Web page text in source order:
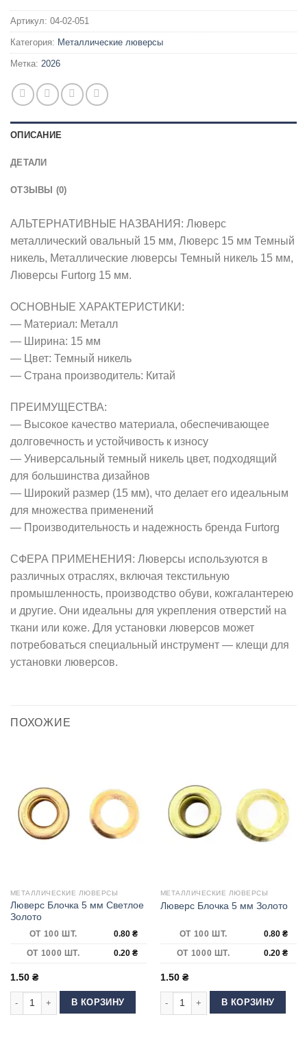
Артикул: 04-02-051
Категория: Металлические люверсы
Метка: 2026
ОПИСАНИЕ
ДЕТАЛИ
ОТЗЫВЫ (0)
АЛЬТЕРНАТИВНЫЕ НАЗВАНИЯ: Люверс
металлический овальный 15 мм, Люверс 15 мм Темный
никель, Металлические люверсы Темный никель 15 мм,
Люверсы Furtorg 15 мм.
ОСНОВНЫЕ ХАРАКТЕРИСТИКИ:
— Материал: Металл
— Ширина: 15 мм
— Цвет: Темный никель
— Страна производитель: Китай
ПРЕИМУЩЕСТВА:
— Высокое качество материала, обеспечивающее
долговечность и устойчивость к износу
— Универсальный темный никель цвет, подходящий
для большинства дизайнов
— Широкий размер (15 мм), что делает его идеальным
для множества применений
— Производительность и надежность бренда Furtorg
СФЕРА ПРИМЕНЕНИЯ: Люверсы используются в
различных отраслях, включая текстильную
промышленность, производство обуви, кожгалантерею
и другие. Они идеальны для укрепления отверстий на
ткани или коже. Для установки люверсов может
потребоваться специальный инструмент — клещи для
установки люверсов.
ПОХОЖИЕ
МЕТАЛЛИЧЕСКИЕ ЛЮВЕРСЫ
Люверс Блочка 5 мм Светлое
Золото
ОТ 100 ШТ. 0.80 ₴
ОТ 1000 ШТ.
0.20 ₴
1.50 ₴
Количество товара Люверс Блочка 5 мм Светлое Золото
В КОРЗИНУ
МЕТАЛЛИЧЕСКИЕ ЛЮВЕРСЫ
Люверс Блочка 5 мм Золото
ОТ 100 ШТ. 0.80 ₴
ОТ 1000 ШТ.
0.20 ₴
1.50 ₴
Количество товара Люверс
В КОРЗИНУ